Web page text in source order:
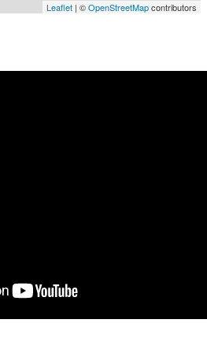
Leaflet | ©OpenStreetMapcontributors